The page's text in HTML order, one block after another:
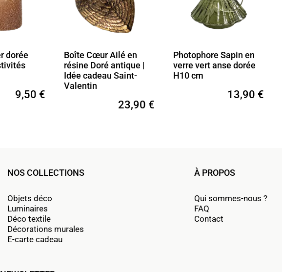
dorée
9,50 €
Boîte Cœur Ailé en
résine Doré antique |
Idée cadeau Saint-
Valentin
23,90 €
Photophore Sapin en
verre vert anse dorée
H10 cm
13,90 €
NOS COLLECTIONS
Objets déco
Luminaires
Déco textile
Décorations murales
E-carte cadeau
À PROPOS
Qui sommes-nous ?
FAQ
Contact